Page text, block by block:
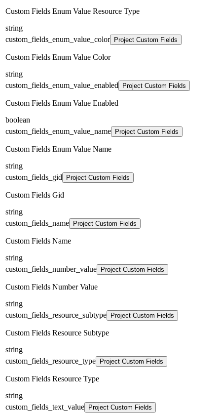
Custom Fields Enum Value Resource Type
string
custom_fields_enum_value_color
Project Custom Fields
Custom Fields Enum Value Color
string
custom_fields_enum_value_enabled
Project Custom Fields
Custom Fields Enum Value Enabled
boolean
custom_fields_enum_value_name
Project Custom Fields
Custom Fields Enum Value Name
string
custom_fields_gid
Project Custom Fields
Custom Fields Gid
string
custom_fields_name
Project Custom Fields
Custom Fields Name
string
custom_fields_number_value
Project Custom Fields
Custom Fields Number Value
string
custom_fields_resource_subtype
Project Custom Fields
Custom Fields Resource Subtype
string
custom_fields_resource_type
Project Custom Fields
Custom Fields Resource Type
string
custom_fields_text_value
Project Custom Fields